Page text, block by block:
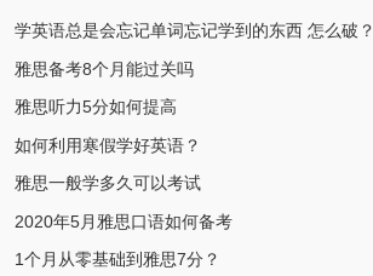
学英语总是会忘记单词忘记学到的东西 怎么破？
雅思备考8个月能过关吗
雅思听力5分如何提高
如何利用寒假学好英语？
雅思一般学多久可以考试
2020年5月雅思口语如何备考
1个月从零基础到雅思7分？